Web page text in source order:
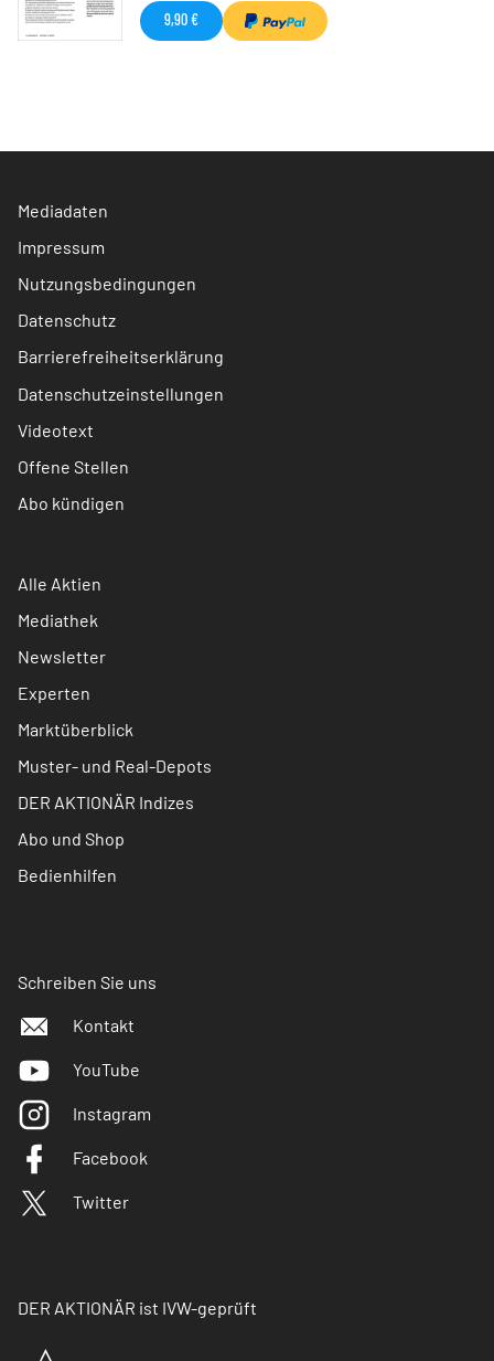
9,90 €
Mediadaten
Impressum
Nutzungsbedingungen
Datenschutz
Barrierefreiheitserklärung
Datenschutzeinstellungen
Videotext
Offene Stellen
Abo kündigen
Alle Aktien
Mediathek
Newsletter
Experten
Marktüberblick
Muster- und Real-Depots
DER AKTIONÄR Indizes
Abo und Shop
Bedienhilfen
Schreiben Sie uns
Kontakt
YouTube
Instagram
Facebook
Twitter
DER AKTIONÄR ist IVW-geprüft